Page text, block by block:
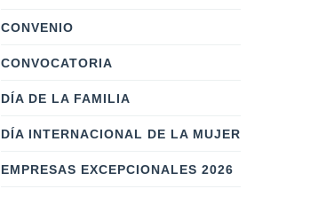
CONVENIO
CONVOCATORIA
DÍA DE LA FAMILIA
DÍA INTERNACIONAL DE LA MUJER
EMPRESAS EXCEPCIONALES 2026